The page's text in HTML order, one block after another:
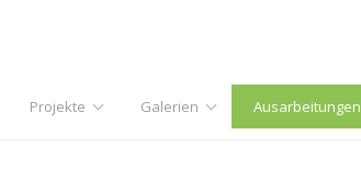
Projekte Galerien Ausarbeitungen